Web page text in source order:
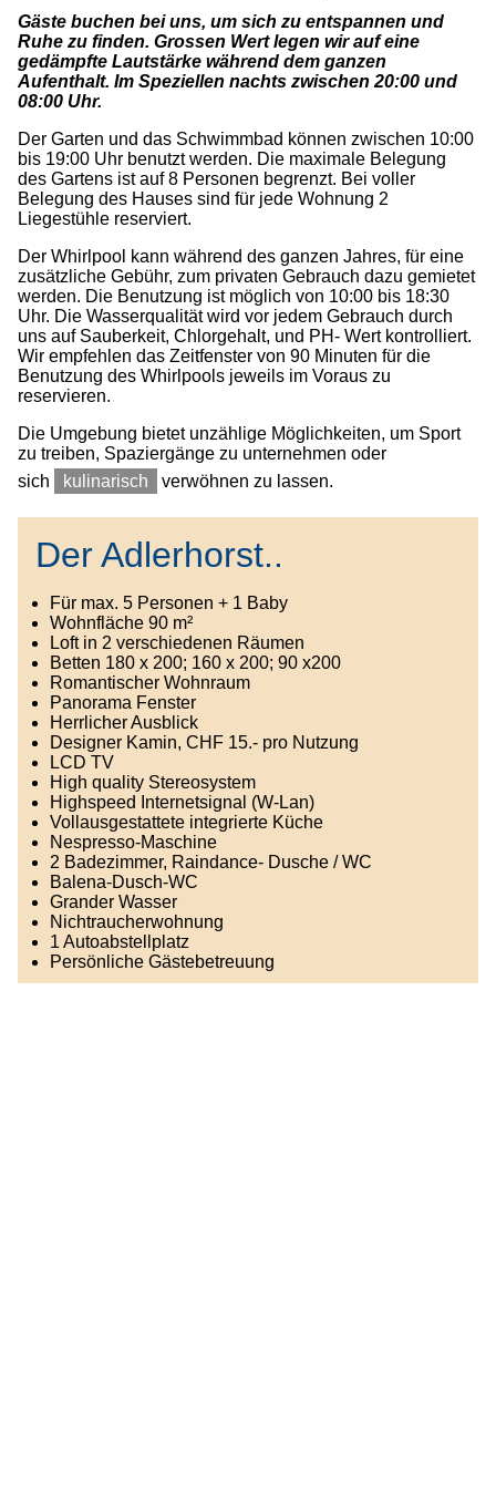
Gäste buchen bei uns, um sich zu entspannen und
Ruhe zu finden. Grossen Wert legen wir auf eine
gedämpfte Lautstärke während dem ganzen
Aufenthalt. Im Speziellen nachts zwischen 20:00 und
08:00 Uhr.
Der Garten und das Schwimmbad können zwischen 10:00
bis 19:00 Uhr benutzt werden. Die maximale Belegung
des Gartens ist auf 8 Personen begrenzt. Bei voller
Belegung des Hauses sind für jede Wohnung 2
Liegestühle reserviert.
Der Whirlpool kann während des ganzen Jahres, für eine
zusätzliche Gebühr, zum privaten Gebrauch dazu gemietet
werden. Die Benutzung ist möglich von 10:00 bis 18:30
Uhr. Die Wasserqualität wird vor jedem Gebrauch durch
uns auf Sauberkeit, Chlorgehalt, und PH- Wert kontrolliert.
Wir empfehlen das Zeitfenster von 90 Minuten für die
Benutzung des Whirlpools jeweils im Voraus zu
reservieren.
Die Umgebung bietet unzählige Möglichkeiten, um Sport
zu treiben, Spaziergänge zu unternehmen oder
sich
kulinarisch verwöhnen zu lassen.
Der Adlerhorst..
Für max. 5 Personen + 1 Baby
Wohnfläche 90 m²
Loft in 2 verschiedenen Räumen
Betten 180 x 200; 160 x 200; 90 x200
Romantischer Wohnraum
Panorama Fenster
Herrlicher Ausblick
Designer Kamin, CHF 15.- pro Nutzung
LCD TV
High quality Stereosystem
Highspeed Internetsignal (W-Lan)
Vollausgestattete integrierte Küche
Nespresso-Maschine
2 Badezimmer, Raindance- Dusche / WC
Balena-Dusch-WC
Grander Wasser
Nichtraucherwohnung
1 Autoabstellplatz
Persönliche Gästebetreuung